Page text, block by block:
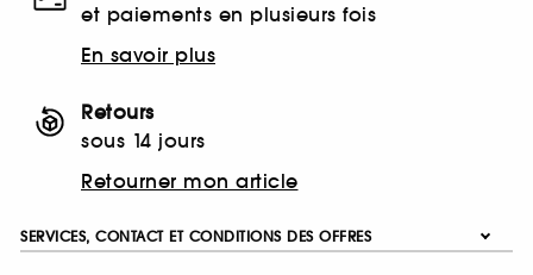
et paiements en plusieurs fois
En savoir plus
Retours
sous 14 jours
Retourner mon article
SERVICES, CONTACT ET CONDITIONS DES OFFRES